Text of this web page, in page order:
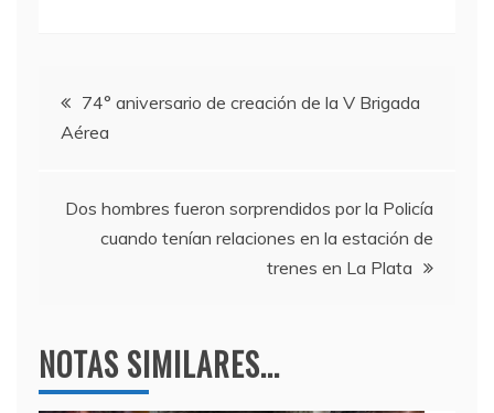
b
o
k
a A
Navegación
de
entradas
74° aniversario de creación de la V Brigada
Aérea
Dos hombres fueron sorprendidos por la Policía
cuando tenían relaciones en la estación de
trenes en La Plata
NOTAS SIMILARES...